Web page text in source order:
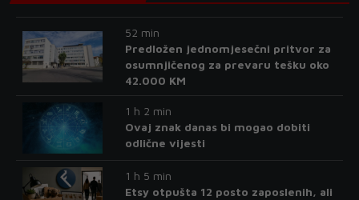
52 min
Predložen jednomjesečni pritvor za
osumnjičenog za prevaru tešku oko
42.000 KM
1 h 2 min
Ovaj znak danas bi mogao dobiti
odlične vijesti
1 h 5 min
Etsy otpušta 12 posto zaposlenih, ali